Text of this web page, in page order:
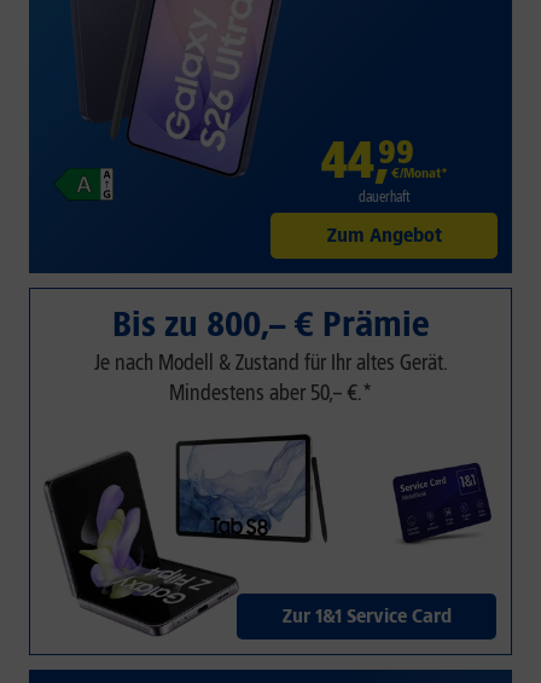
44,99
€/Monat*
dauerhaft
Zum Angebot
Bis zu 800,– € Prämie
Je nach Modell & Zustand für Ihr altes Gerät.
Mindestens aber 50,– €.*
Zur 1&1 Service Card